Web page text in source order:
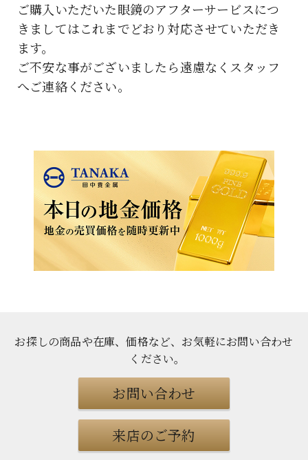
ご購入いただいた眼鏡のアフターサービスにつ
きましてはこれまでどおり対応させていただき
ます。
ご不安な事がございましたら遠慮なくスタッフ
へご連絡ください。
お探しの商品や在庫、価格など、お気軽にお問い合わせ
ください。
お問い合わせ
来店のご予約